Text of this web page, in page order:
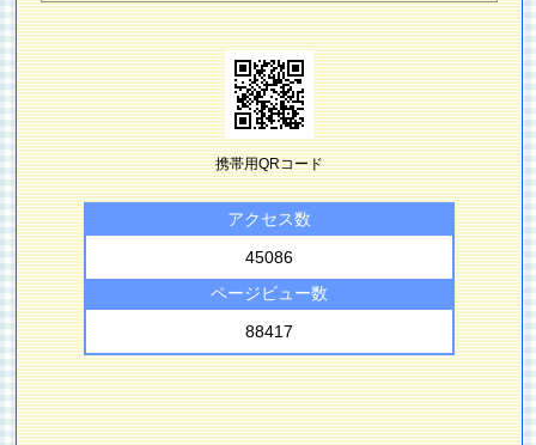
携帯用QRコード
アクセス数
45086
ページビュー数
88417